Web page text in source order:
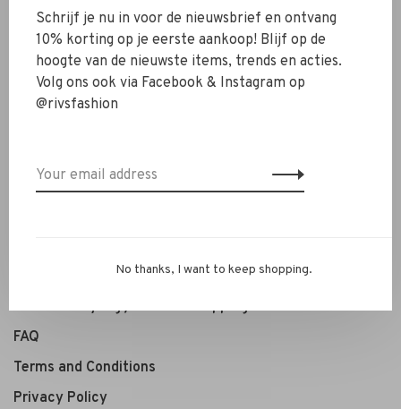
Jewelry
Accessoires
SALE
Exchanges & retour
Personal Styling / Private Shopping
FAQ
Terms and Conditions
Privacy Policy
Schrijf je nu in voor de nieuwsbrief en ontvang
10% korting op je eerste aankoop! Blijf op de
hoogte van de nieuwste items, trends en acties.
Volg ons ook via Facebook & Instagram op
@rivsfashion
No thanks, I want to keep shopping.